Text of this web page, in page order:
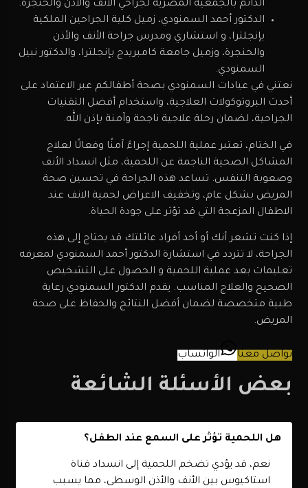
الدائم بالجمعية المصرية لجراحي الأنف والأذن والحنجرة.
الدكتور أحمد السمنودي، زميل كلية الجراحين الملكية
بإنجلترا، و استشاري ومدرس جراحة الأنف والأذن
والحنجرة، وزميل جامعة كامبريدج بإنجلترا، والدكتور نبيل
السمنودي.
نعتني في عيادات السمنودي بصحة أطفالكم عبر الاعتماد على
أحدث البروتوكولات العلاجية، واستخدام أفضل التقنيات
الجراحية، لضمان رحلة علاجية ناجحة وآمنة بإذن الله.
في الختام، تعتبر عملية اللحمية إجراءً آمنًا وفعالًا لعلاج
المشاكل الصحية الناجمة عن اللحمية، مثل انسداد الأنف
وصعوبة التنفس. تساعد هذه الجراحة في تحسين صحة
المريض بشكل عام، وتخفيف الاعراض لحمية الانف عند
الاطفال المزعجة التي قد تؤثر على جودة الحياة.
إذا كنت تشعر أنك أو أحد أفراد عائلتك قد يحتاج إلى هذه
الجراحة، لا تتردد في استشارة الدكتور أحمد السمنودي لمعرفه
تعليمات بعد عملية اللحمية و الحصول على التشخيص
الصحيح والعلاج المناسب. يقدم الدكتور السمنودي رعاية
طبية متخصصة لضمان أفضل النتائج والحفاظ على صحة
المريض.
تواصل معنا الواتساب
بعض الأسئلة الشائعة
هل اللحمية تؤثر على السمع عند الطفل؟
نعم، قد يؤدي تضخم اللحمية إلى انسداد قناة
استاكيوس بين الأنف والأذن الوسطى، مما يسبب